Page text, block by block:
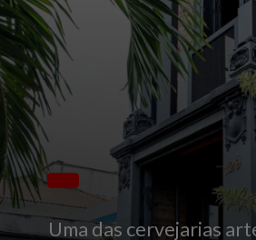
Uma das cervejarias